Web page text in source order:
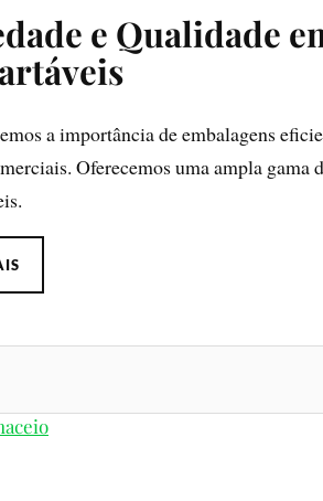
e Qualidade
a importância de embalagens
Oferecemos uma ampla gama